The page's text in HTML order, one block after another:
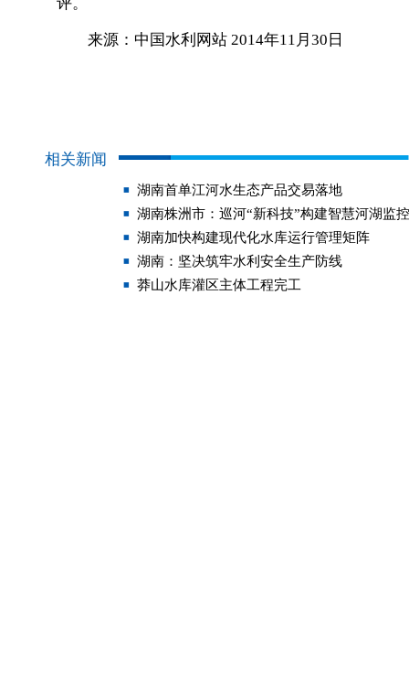
来源：中国水利网站 2014年11月30日
相关新闻
湖南首单江河水生态产品交易落地
湖南株洲市：巡河“新科技”构建智慧河湖监
湖南加快构建现代化水库运行管理矩阵
湖南：坚决筑牢水利安全生产防线
莽山水库灌区主体工程完工